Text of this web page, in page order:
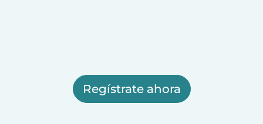
Regístrate ahora